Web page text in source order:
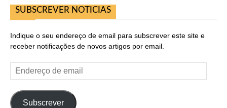
SUBSCREVER NOTICIAS
Indique o seu endereço de email para subscrever este site e
receber notificações de novos artigos por email.
Endereço
de
Subscrever